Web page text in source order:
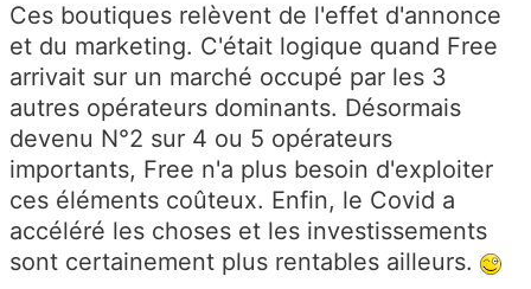
Ces boutiques relèvent de l'effet d'annonce
et du marketing. C'était logique quand Free
arrivait sur un marché occupé par les 3
autres opérateurs dominants. Désormais
devenu N°2 sur 4 ou 5 opérateurs
importants, Free n'a plus besoin d'exploiter
ces éléments coûteux. Enfin, le Covid a
accéléré les choses et les investissements
sont certainement plus rentables ailleurs.